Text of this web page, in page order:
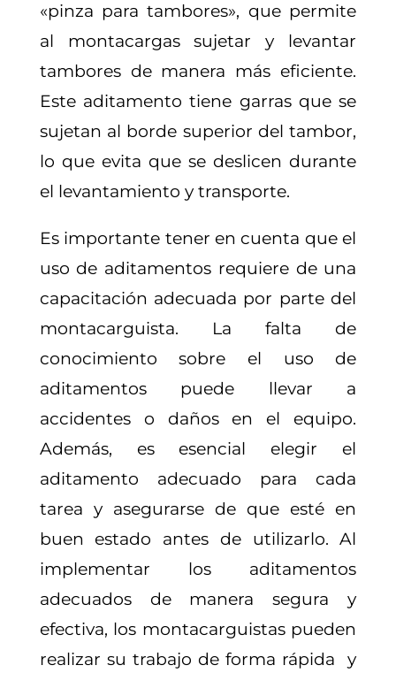
«pinza para tambores», que permite
al montacargas sujetar y levantar
tambores de manera más eficiente.
Este aditamento tiene garras que se
sujetan al borde superior del tambor,
lo que evita que se deslicen durante
el levantamiento y transporte.
Es importante tener en cuenta que el
uso de aditamentos requiere de una
capacitación adecuada por parte del
montacarguista. La falta de
conocimiento sobre el uso de
aditamentos puede llevar a
accidentes o daños en el equipo.
Además, es esencial elegir el
aditamento adecuado para cada
tarea y asegurarse de que esté en
buen estado antes de utilizarlo. Al
implementar los aditamentos
adecuados de manera segura y
efectiva, los montacarguistas pueden
realizar su trabajo de forma rápida y